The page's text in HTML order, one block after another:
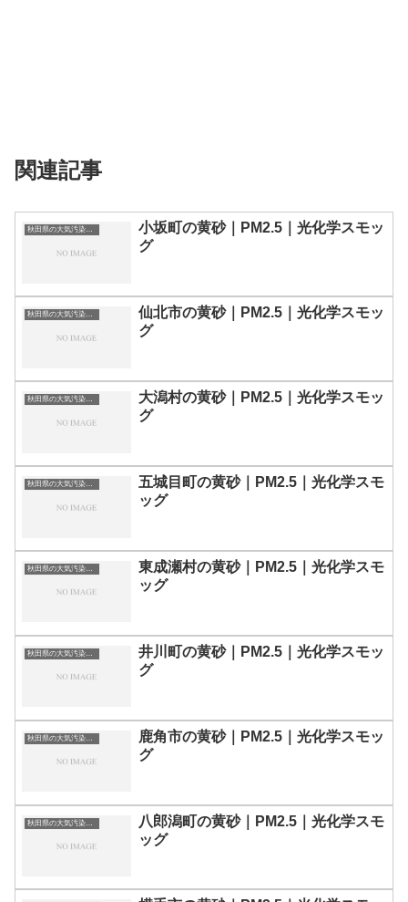
関連記事
秋田県の大気汚染・PM2.5・黄砂・エアロゾルの数値
小坂町の黄砂｜PM2.5｜光化学スモッ
グ
秋田県の大気汚染・PM2.5・黄砂・エアロゾルの数値
仙北市の黄砂｜PM2.5｜光化学スモッ
グ
秋田県の大気汚染・PM2.5・黄砂・エアロゾルの数値
大潟村の黄砂｜PM2.5｜光化学スモッ
グ
秋田県の大気汚染・PM2.5・黄砂・エアロゾルの数値
五城目町の黄砂｜PM2.5｜光化学スモ
ッグ
秋田県の大気汚染・PM2.5・黄砂・エアロゾルの数値
東成瀬村の黄砂｜PM2.5｜光化学スモ
ッグ
秋田県の大気汚染・PM2.5・黄砂・エアロゾルの数値
井川町の黄砂｜PM2.5｜光化学スモッ
グ
秋田県の大気汚染・PM2.5・黄砂・エアロゾルの数値
鹿角市の黄砂｜PM2.5｜光化学スモッ
グ
秋田県の大気汚染・PM2.5・黄砂・エアロゾルの数値
八郎潟町の黄砂｜PM2.5｜光化学スモ
ッグ